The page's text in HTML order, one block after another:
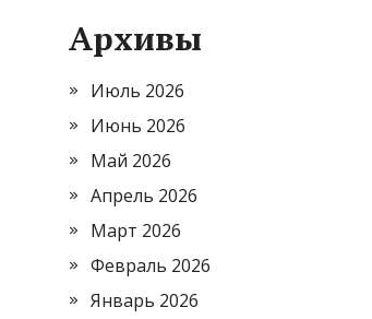
Архивы
Июль 2026
Июнь 2026
Май 2026
Апрель 2026
Март 2026
Февраль 2026
Январь 2026